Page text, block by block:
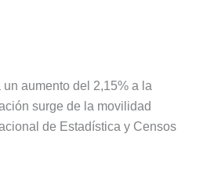
un aumento del 2,15% a la
surge de la movilidad
de Estadística y Censos